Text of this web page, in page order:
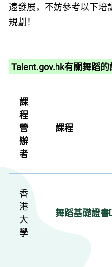
遠發展，不妨參考以下培
規劃！
Talent.gov.hk有關舞蹈的
課
程
營
辦
者
課程
香
港
大
學
舞蹈基礎證書